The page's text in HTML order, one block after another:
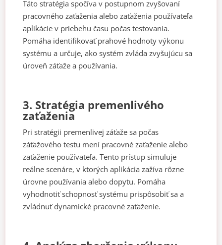
Táto stratégia spočíva v postupnom zvyšovaní
pracovného zaťaženia alebo zaťaženia používateľa
aplikácie v priebehu času počas testovania.
Pomáha identifikovať prahové hodnoty výkonu
systému a určuje, ako systém zvláda zvyšujúcu sa
úroveň záťaže a používania.
3. Stratégia premenlivého
zaťaženia
Pri stratégii premenlivej záťaže sa počas
záťažového testu mení pracovné zaťaženie alebo
zaťaženie používateľa. Tento prístup simuluje
reálne scenáre, v ktorých aplikácia zažíva rôzne
úrovne používania alebo dopytu. Pomáha
vyhodnotiť schopnosť systému prispôsobiť sa a
zvládnuť dynamické pracovné zaťaženie.